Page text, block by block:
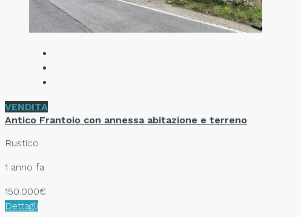
VENDITA
Antico Frantoio con annessa abitazione e terreno
Rustico
1 anno fa
150.000€
Dettagli